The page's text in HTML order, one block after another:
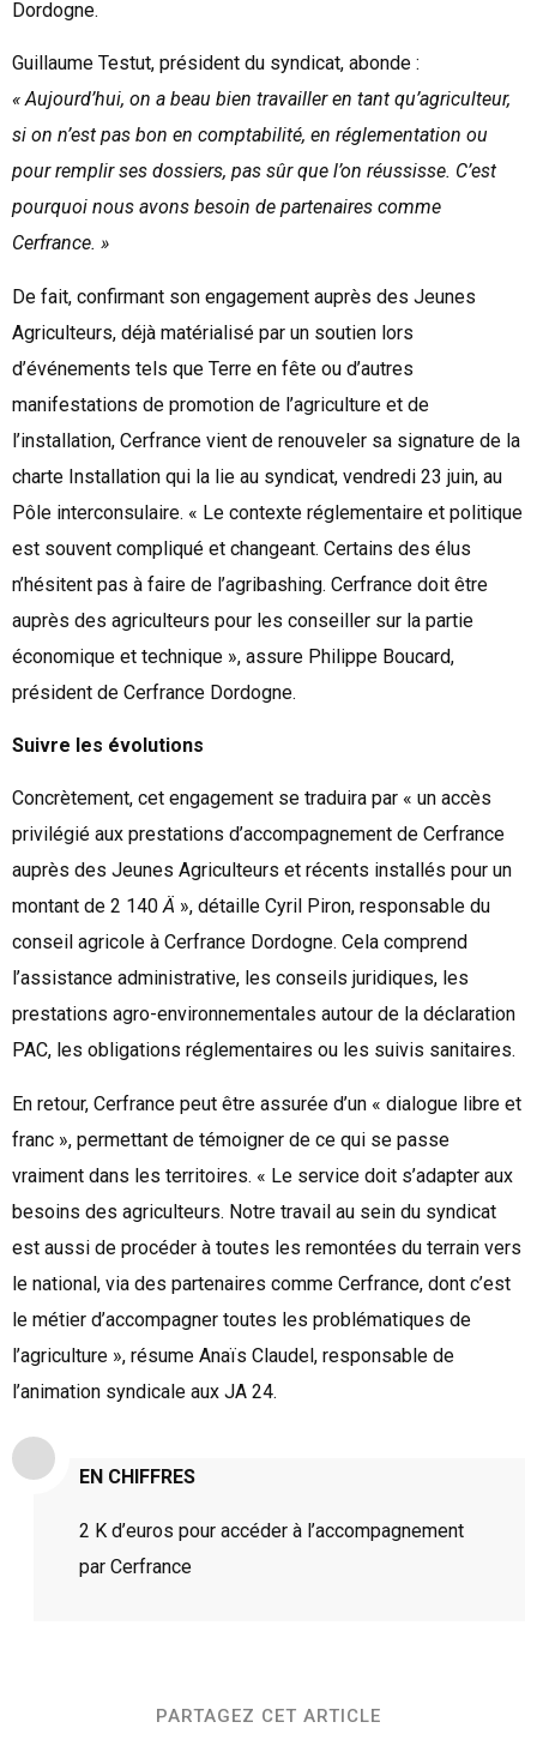
Dordogne.
Guillaume Testut, président du syndicat, abonde :
« Aujourd’hui, on a beau bien travailler en tant qu’agriculteur,
si on n’est pas bon en comptabilité, en réglementation ou
pour remplir ses dossiers, pas sûr que l’on réussisse. C’est
pourquoi nous avons besoin de partenaires comme
Cerfrance. »
De fait, confirmant son engagement auprès des Jeunes
Agriculteurs, déjà matérialisé par un soutien lors
d’événements tels que Terre en fête ou d’autres
manifestations de promotion de l’agriculture et de
l’installation, Cerfrance vient de renouveler sa signature de la
charte Installation qui la lie au syndicat, vendredi 23 juin, au
Pôle interconsulaire. « Le contexte réglementaire et politique
est souvent compliqué et changeant. Certains des élus
n’hésitent pas à faire de l’agribashing. Cerfrance doit être
auprès des agriculteurs pour les conseiller sur la partie
économique et technique », assure Philippe Boucard,
président de Cerfrance Dordogne.
Suivre les évolutions
Concrètement, cet engagement se traduira par « un accès
privilégié aux prestations d’accompagnement de Cerfrance
auprès des Jeunes Agriculteurs et récents installés pour un
montant de 2 140Ä », détaille Cyril Piron, responsable du
conseil agricole à Cerfrance Dordogne. Cela comprend
l’assistance administrative, les conseils juridiques, les
prestations agro-environnementales autour de la déclaration
PAC, les obligations réglementaires ou les suivis sanitaires.
En retour, Cerfrance peut être assurée d’un « dialogue libre et
franc », permettant de témoigner de ce qui se passe
vraiment dans les territoires. « Le service doit s’adapter aux
besoins des agriculteurs. Notre travail au sein du syndicat
est aussi de procéder à toutes les remontées du terrain vers
le national, via des partenaires comme Cerfrance, dont c’est
le métier d’accompagner toutes les problématiques de
l’agriculture », résume Anaïs Claudel, responsable de
l’animation syndicale aux JA 24.
EN CHIFFRES
2 K d’euros pour accéder à l’accompagnement
par Cerfrance
PARTAGEZ CET ARTICLE